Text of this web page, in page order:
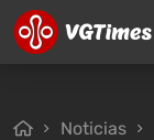
Noticias